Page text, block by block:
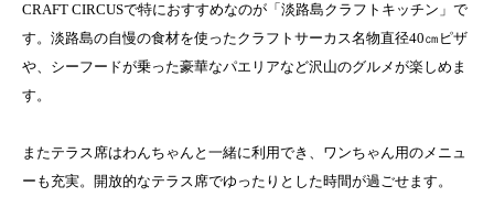
CRAFT CIRCUSで特におすすめなのが「淡路島クラフトキッチン」で
す。淡路島の自慢の食材を使ったクラフトサーカス名物直径40㎝ピザ
や、シーフードが乗った豪華なパエリアなど沢山のグルメが楽しめま
す。
またテラス席はわんちゃんと一緒に利用でき、ワンちゃん用のメニュ
ーも充実。開放的なテラス席でゆったりとした時間が過ごせます。